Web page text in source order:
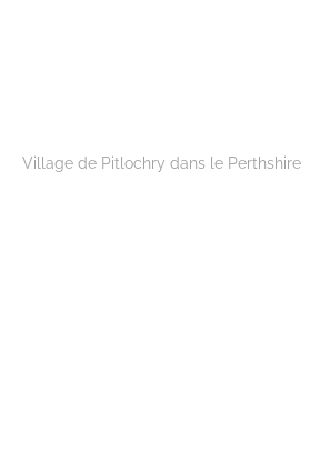
Village de Pitlochry dans le Perthshire